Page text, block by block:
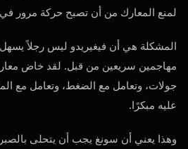
لمنع المعارك من أن تصبح حركة مرور في
المشكلة هي أن فيغيريدو ليس رجلاً يسهل
مهاجمين سريعين من قبل. لقد خاض
جولات، وتعامل مع الضغط، وتعامل مع
عليه مبكرًا.
وهذا يعني أن سونغ يجب أن يتحلى